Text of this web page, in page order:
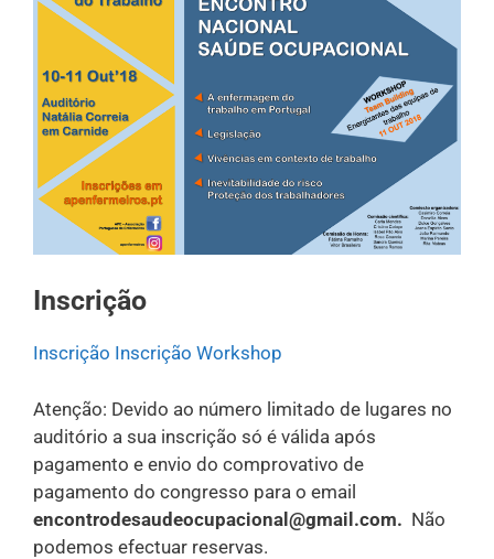
Inscrição
Inscrição Inscrição Workshop
Atenção: Devido ao número limitado de lugares no
auditório a sua inscrição só é válida após
pagamento e envio do comprovativo de
pagamento do congresso para o email
encontrodesaudeocupacional@gmail.com. Não
podemos efectuar reservas.